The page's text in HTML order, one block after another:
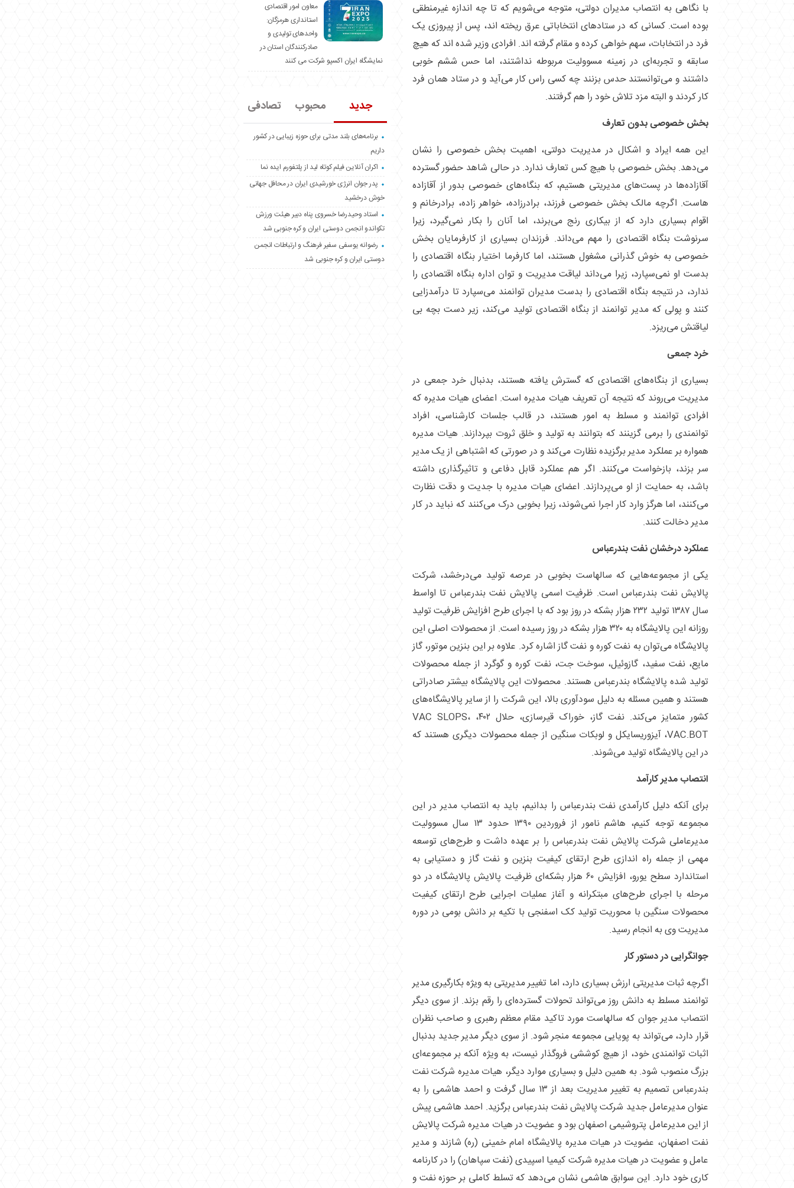
با نگاهی به انتصاب مدیران دولتی، متوجه می‌شویم که تا چه اندازه غیرمنطقی
بوده است. کسانی که در ستاد‌های انتخاباتی عرق ریخته اند، پس از پیروزی یک
فرد در انتخابات، سهم خواهی کرده و مقام گرفته اند. افرادی وزیر شده اند که هیچ
سابقه و تجربه‌ای در زمینه مسوولیت مربوطه نداشتند، اما حس ششم خوبی
داشتند و می‌توانستند حدس بزنند چه کسی راس کار می‌آید و در ستاد همان فرد
کار کردند و البته مزد تلاش خود را هم گرفتند.
بخش خصوصی بدون تعارف
این همه ایراد و اشکال در مدیریت دولتی، اهمیت بخش خصوصی را نشان
می‌دهد. بخش خصوصی با هیچ کس تعارف ندارد. در حالی شاهد حضور گسترده
آقازاده‌ها در پست‌های مدیریتی هستیم، که بنگاه‌های خصوصی بدور از آقازاده
هاست. اگرچه مالک بخش خصوصی فرزند، برادرزاده، خواهر زاده، برادرخانم و
اقوام بسیاری دارد که از بیکاری رنج می‌برند، اما آنان را بکار نمی‌گیرد، زیرا
سرنوشت بنگاه اقتصادی را مهم می‌داند. فرزندان بسیاری از کارفرمایان بخش
خصوصی به خوش گذرانی مشغول هستند، اما کارفرما اختیار بنگاه اقتصادی را
بدست او نمی‌سپارد، زیرا می‌داند لیاقت مدیریت و توان اداره بنگاه اقتصادی را
ندارد، در نتیجه بنگاه اقتصادی را بدست مدیران توانمند می‌سپارد تا درآمدزایی
کنند و پولی که مدیر توانمند از بنگاه اقتصادی تولید می‌کند، زیر دست بچه بی
لیاقتش می‌ریزد.
خرد جمعی
بسیاری از بنگاه‌های اقتصادی که گسترش یافته هستند، بدنبال خرد جمعی در
مدیریت می‌روند که نتیجه آن تعریف هیات مدیره است. اعضای هیات مدیره که
افرادی توانمند و مسلط به امور هستند، در قالب جلسات کارشناسی، افراد
توانمندی را برمی گزینند که بتوانند به تولید و خلق ثروت بپردازند. هیات مدیره
همواره بر عملکرد مدیر برگزیده نظارت می‌کند و در صورتی که اشتباهی از یک مدیر
سر بزند، بازخواست می‌کنند. اگر هم عملکرد قابل دفاعی و تاثیرگذاری داشته
باشد، به حمایت از او می‌پردازند. اعضای هیات مدیره با جدیت و دقت نظارت
می‌کنند، اما هرگز وارد کار اجرا نمی‌شوند، زیرا بخوبی درک می‌کنند که نباید در کار
مدیر دخالت کنند.
عملکرد درخشان نفت بندرعباس
یکی از مجموعه‌هایی که سالهاست بخوبی در عرصه تولید می‌درخشد، شرکت
پالایش نفت بندرعباس است. ظرفیت اسمی پالایش نفت بندرعباس تا اواسط
سال ۱۳۸۷ تولید ۲۳۲ هزار بشکه در روز بود که با اجرای طرح افزایش ظرفیت تولید
روزانه این پالایشگاه به ۳۲۰ هزار بشکه در روز رسیده است. از محصولات اصلی این
پالایشگاه می‌توان به نفت کوره و نفت گاز اشاره کرد. علاوه بر این بنزین موتور، گاز
مایع، نفت سفید، گازوئیل، سوخت جت، نفت کوره و گوگرد از جمله محصولات
تولید شده پالایشگاه بندرعباس هستند. محصولات این پالایشگاه بیشتر صادراتی
هستند و همین مسئله به دلیل سودآوری بالا، این شرکت را از سایر پالایشگاه‌های
کشور متمایز می‌کند. نفت گاز، خوراک قیرسازی، حلال ۴۰۲، VAC SLOPS،
VAC.BOT، آیزوریسایکل و لوبکات سنگین از جمله محصولات دیگری هستند که
در این پالایشگاه تولید می‌شوند.
انتصاب مدیر کارآمد
برای آنکه دلیل کارآمدی نفت بندرعباس را بدانیم، باید به انتصاب مدیر در این
مجموعه توجه کنیم، هاشم نامور از فروردین ۱۳۹۰ حدود ۱۳ سال مسوولیت
مدیرعاملی شرکت پالایش نفت بندرعباس را بر عهده داشت و طرح‌های توسعه
مهمی از جمله راه اندازی طرح ارتقای کیفیت بنزین و نفت گاز و دستیابی به
استاندارد سطح یورو، افزایش ۶۰ هزار بشکه‌ای ظرفیت پالایش پالایشگاه در دو
مرحله با اجرای طرح‌های مبتکرانه و آغاز عملیات اجرایی طرح ارتقای کیفیت
محصولات سنگین با محوریت تولید کک اسفنجی با تکیه بر دانش بومی در دوره
مدیریت وی به انجام رسید.
جوانگرایی در دستور کار
اگرچه ثبات مدیریتی ارزش بسیاری دارد، اما تغییر مدیریتی به ویژه بکارگیری مدیر
توانمند مسلط به دانش روز می‌تواند تحولات گسترده‌ای را رقم بزند. از سوی دیگر
انتصاب مدیر جوان که سالهاست مورد تاکید مقام معظم رهبری و صاحب نظران
قرار دارد، می‌تواند به پویایی مجموعه منجر شود. از سوی دیگر مدیر جدید بدنبال
اثبات توانمندی خود، از هیچ کوششی فروگذار نیست، به ویژه آنکه بر مجموعه‌ای
بزرگ منصوب شود. به همین دلیل و بسیاری موارد دیگر، هیات مدیره شرکت نفت
بندرعباس تصمیم به تغییر مدیریت بعد از ۱۳ سال گرفت و احمد هاشمی را به
عنوان مدیرعامل جدید شرکت پالایش نفت بندرعباس برگزید. احمد هاشمی پیش
از این مدیرعامل پتروشیمی اصفهان بود و عضویت در هیات مدیره شرکت پالایش
نفت اصفهان، عضویت در هیات مدیره پالایشگاه امام خمینی (ره) شازند و مدیر
عامل و عضویت در هیات مدیره شرکت کیمیا اسپیدی (نفت سپاهان) را در کارنامه
کاری خود دارد. این سوابق هاشمی نشان می‌دهد که تسلط کاملی بر حوزه نفت و
معاون امور اقتصادی
استانداری هرمزگان:
واحدهای تولیدی و
صادرکنندگان استان در
نمایشگاه ایران اکسپو شرکت می کنند
جدید محبوب تصادفی
برنامه‌های بلند مدتی برای حوزه زیبایی در کشور
داریم
اکران آنلاین فیلم کوتاه لید از پلتفورم ایده نما
پدر جوان انرژی خورشیدی ایران در محافل جهانی
خوش درخشید
استاد وحیدرضا خسروی پناه دبیر هیئت ورزش
تکواندو انجمن دوستی ایران و کره جنوبی شد
رضوانه یوسفی سفیر فرهنگ و ارتباطات انجمن
دوستی ایران و کره جنوبی شد